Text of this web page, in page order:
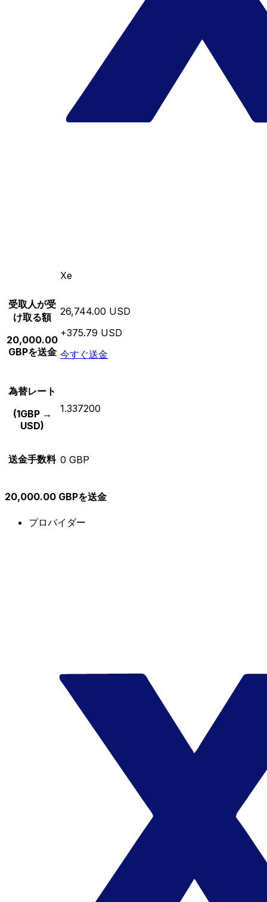
Xe
受取人が受
け取る額
20,000.00
GBPを送金
26,744.00 USD
+375.79 USD
今すぐ送金
為替レート
(1GBP →
USD)
1.337200
送金手数料 0 GBP
20,000.00 GBPを送金
プロバイダー